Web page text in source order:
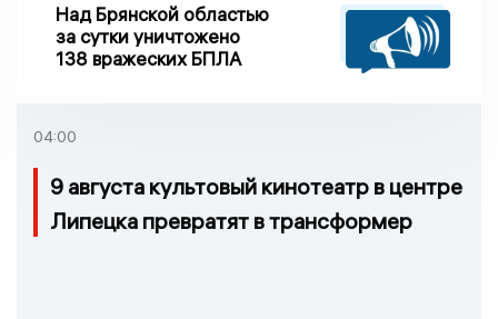
Над Брянской областью
за сутки уничтожено
138 вражеских БПЛА
04:00
9 августа культовый кинотеатр в центре
Липецка превратят в трансформер